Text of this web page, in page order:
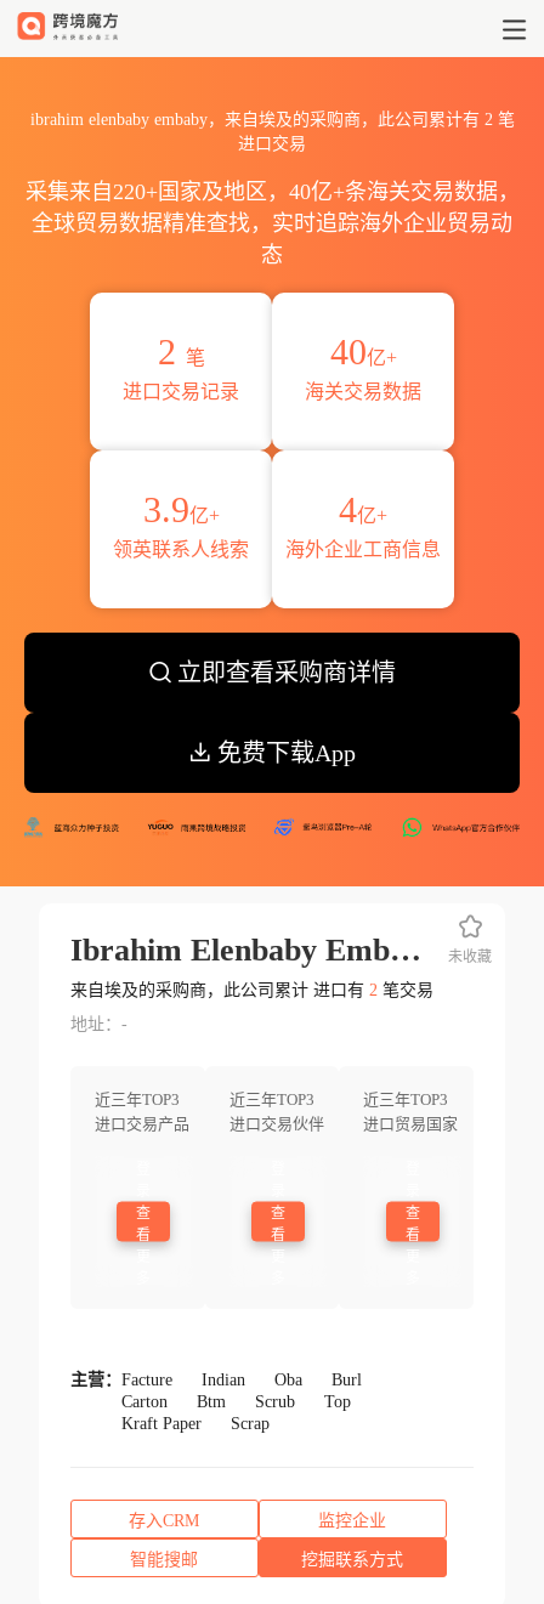
ibrahim elenbaby embaby，来自埃及的采购商，此公司累计有 2笔
进口交易
采集来自220+国家及地区，40亿+条海关交易数据，
全球贸易数据精准查找，实时追踪海外企业贸易动
态
2 笔
进口交易记录
40亿+
海关交易数据
3.9亿+
领英联系人线索
4亿+
海外企业工商信息
立即查看采购商详情
免费下载App
Ibrahim Elenbaby Embaby
来自埃及的采购商，此公司累计 进口有 2笔交易
地址：-
近三年TOP3
进口交易产品
查
看
近三年TOP3
进口交易伙伴
查
看
近三年TOP3
进口贸易国家
查
看
未收藏
主营： Facture Indian Oba
Burl
Carton
Btm Scrub
Top
Kraft Paper
Scrap
存入CRM 监控企业
智能搜邮 挖掘联系方式